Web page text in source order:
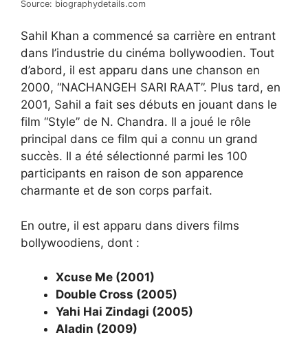
Source: biographydetails.com
Sahil Khan a commencé sa carrière en entrant
dans l’industrie du cinéma bollywoodien. Tout
d’abord, il est apparu dans une chanson en
2000, “NACHANGEH SARI RAAT”. Plus tard, en
2001, Sahil a fait ses débuts en jouant dans le
film “Style” de N. Chandra. Il a joué le rôle
principal dans ce film qui a connu un grand
succès. Il a été sélectionné parmi les 100
participants en raison de son apparence
charmante et de son corps parfait.
En outre, il est apparu dans divers films
bollywoodiens, dont :
Xcuse Me (2001)
Double Cross (2005)
Yahi Hai Zindagi (2005)
Aladin (2009)